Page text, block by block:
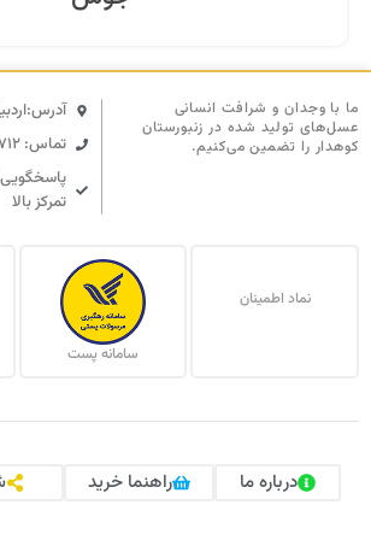
تماس: 04591010712
تمرکز بالا
ما با وجدان و شرافت انسانی
عسل‌های تولید شده در زنبورستان
کوهدار را تضمین می‌کنیم.
نماد اطمینان
سامانه پست
درباره ما راهنما خرید